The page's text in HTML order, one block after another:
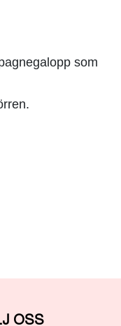
som
OSS